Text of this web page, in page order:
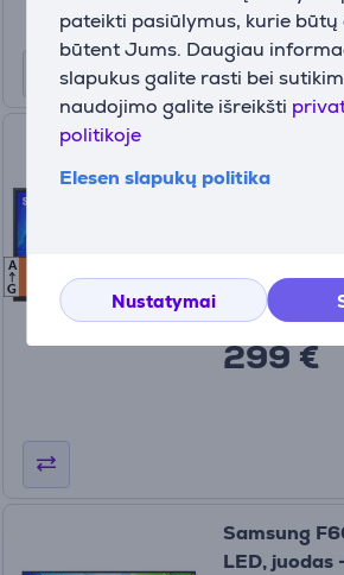
pateikti pasiūlymus, kurie
būtent Jums. Daugiau
slapukus galite rasti bei
naudojimo galite išreikšti
politikoje
Elesen slapukų politika
Nustatymai
A
G
Samsung
LED, juodas
Turime
Kaina:
299 €
Samsung
LED, juodas